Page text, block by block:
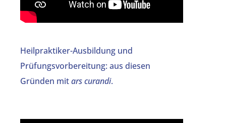
Heilpraktiker-Ausbildung und
Prüfungsvorbereitung: aus diesen
Gründen mitars curandi.